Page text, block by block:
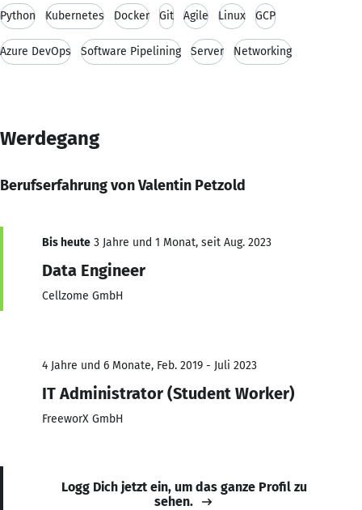
Python Kubernetes Docker Git Agile Linux GCP
Azure DevOps Software Pipelining Server Networking
Werdegang
Berufserfahrung von Valentin Petzold
Bis heute 3 Jahre und 1 Monat, seit Aug. 2023
Data Engineer
Cellzome GmbH
4 Jahre und 6 Monate, Feb. 2019 - Juli 2023
IT Administrator (Student Worker)
FreeworX GmbH
Logg Dich jetzt ein, um das ganze Profil zu
sehen.